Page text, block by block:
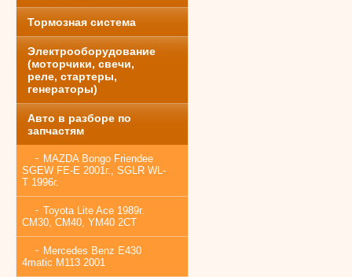
Тормозная система
Электрооборудование
(моторчики, свечи,
реле, стартеры,
генераторы)
Авто в разборе по
запчастям
MAZDA Bongo Friendee
SGEW FE-E 2001г., SGLR WL-
T 1996г.
Toyota Lite Ace 1989г.
CM30, CM40, YM40 2CT
Mercedes Benz E430
4matic M113 2001